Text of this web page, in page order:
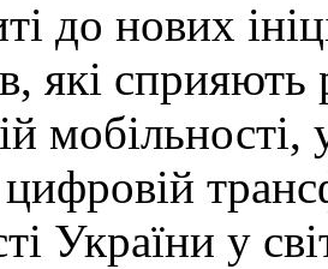
до нових
які
України у